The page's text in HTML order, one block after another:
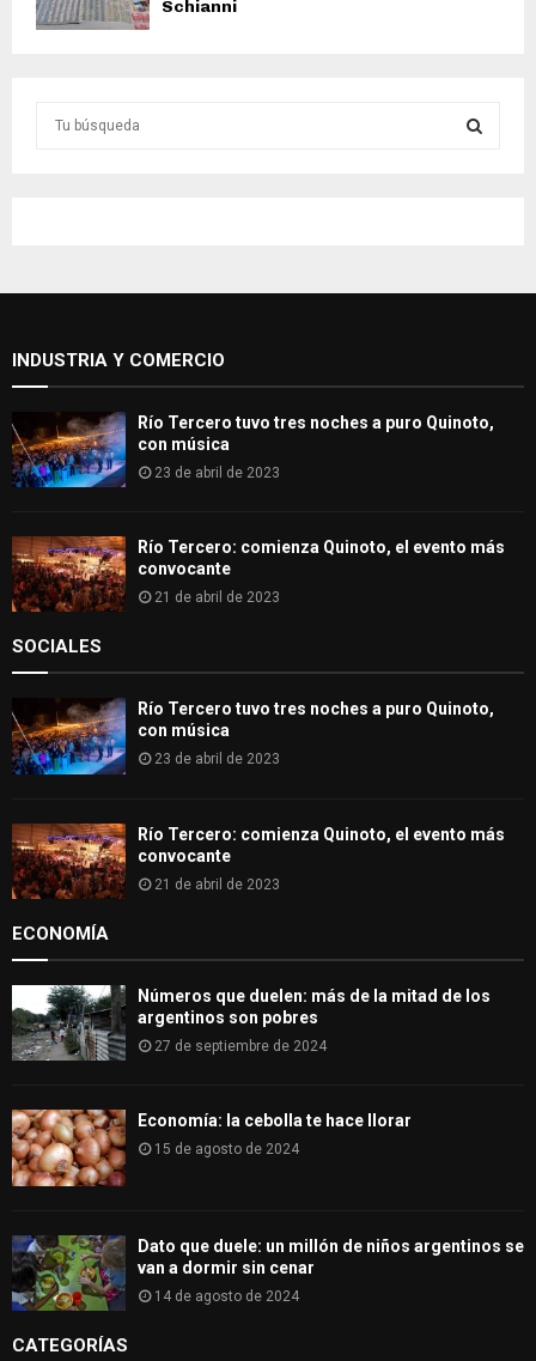
Schianni
o
H
INDUSTRIA Y COMERCIO
Río Tercero tuvo tres noches a puro Quinoto,
con música
23 de abril de 2023
Río Tercero: comienza Quinoto, el evento más
convocante
21 de abril de 2023
SOCIALES
Río Tercero tuvo tres noches a puro Quinoto,
con música
23 de abril de 2023
Río Tercero: comienza Quinoto, el evento más
convocante
21 de abril de 2023
ECONOMÍA
Números que duelen: más de la mitad de los
argentinos son pobres
27 de septiembre de 2024
Economía: la cebolla te hace llorar
15 de agosto de 2024
Dato que duele: un millón de niños argentinos se
van a dormir sin cenar
14 de agosto de 2024
CATEGORÍAS